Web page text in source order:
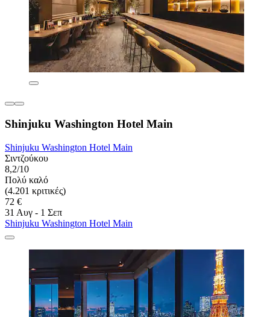
Shinjuku Washington Hotel Main
Shinjuku Washington Hotel Main
Σιντζούκου
8,2/10
Πολύ καλό
(4.201 κριτικές)
72 €
31 Αυγ - 1 Σεπ
Shinjuku Washington Hotel Main